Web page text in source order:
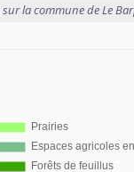
la commune de Le